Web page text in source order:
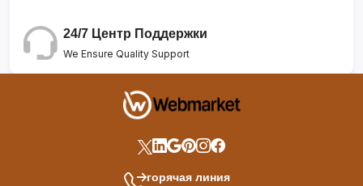
24/7 Центр Поддержки
We Ensure Quality Support
горячая линия